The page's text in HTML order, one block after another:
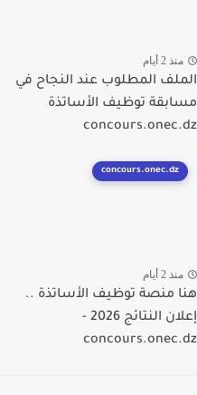
2 أيام
المطلوب عند النجاح في
توظيف الأساتذة
concours.onec.dz
2 أيام
منصة توظيف الأساتذة ..
إعلان النتائج 2026 -